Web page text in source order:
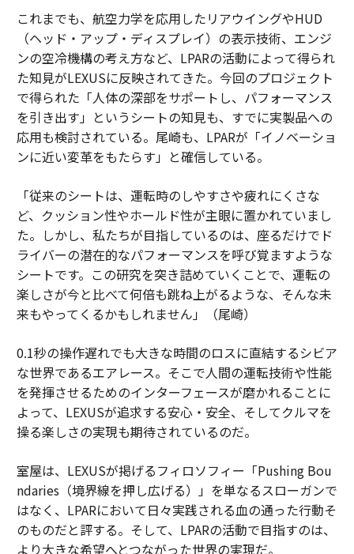
これまでも、航空力学を応用したリアウイングやHUD
（ヘッド・アップ・ディスプレイ）の表示技術、エンジ
ンの空冷機構の考え方など、LPARの活動によって得られ
た知見がLEXUSに反映されてきた。今回のプロジェクト
で得られた「人体の深部をサポートし、パフォーマンス
を引き出す」というシートの知見も、すでに実製品への
応用も検討されている。尾崎も、LPARが「イノベーショ
ンに近い変革をもたらす」と確信している。
「従来のシートは、運転時のしやすさや疲れにくさな
ど、クッション性やホールド性が主眼に置かれていまし
た。しかし、私たちが目指しているのは、座るだけでド
ライバーの潜在的なパフォーマンスを呼び覚ますような
シートです。この研究を突き詰めていくことで、運転の
楽しさが今と比べて何倍も跳ね上がるような、そんな未
来もやってくるかもしれません」（尾崎）
0.1秒の操作遅れでも大きな時間のロスに直結するシビア
な世界であるエアレース。そこで人間の運転技術や性能
を発揮させるためのインターフェースが磨かれることに
よって、LEXUSが追求する安心・安全、そしてクルマを
操る楽しさの実現も期待されているのだ。
室屋は、LEXUSが掲げるフィロソフィー「Pushing Bou
ndaries（境界線を押し広げる）」を単なるスローガンで
はなく、LPARにおいて日々実践される血の通った行動そ
のものだと評する。そして、LPARの活動で目指すのは、
より大きな希望へとつながった世界の実現だ。